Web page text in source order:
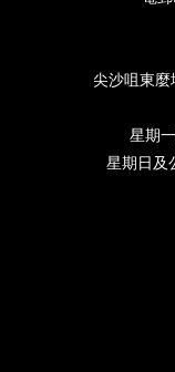
尖沙咀東
星期
星期日及